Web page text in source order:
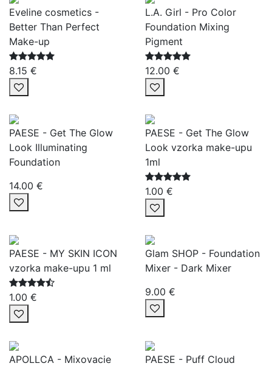
Eveline cosmetics -
Better Than Perfect
Make-up
8.15 €
L.A. Girl - Pro Color
Foundation Mixing
Pigment
12.00 €
PAESE - Get The Glow
Look Illuminating
Foundation
14.00 €
PAESE - Get The Glow
Look vzorka make-upu
1ml
1.00 €
PAESE - MY SKIN ICON
vzorka make-upu 1 ml
1.00 €
Glam SHOP - Foundation
Mixer - Dark Mixer
9.00 €
APOLLCA - Mixovacie
PAESE - Puff Cloud